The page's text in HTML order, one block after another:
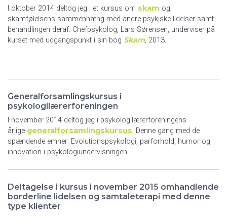
I oktober 2014 deltog jeg i et kursus om skam og
skamfølelsens sammenhæng med andre psykiske lidelser samt
behandlingen deraf. Chefpsykolog, Lars Sørensen, underviser på
kurset med udgangspunkt i sin bog Skam, 2013.
Generalforsamlingskursus i
psykologilærerforeningen
I november 2014 deltog jeg i psykologilærerforeningens
årlige generalforsamlingskursus. Denne gang med de
spændende emner: Evolutionspsykologi, parforhold, humor og
innovation i psykologiundervisningen.
Deltagelse i kursus i november 2015 omhandlende
borderline lidelsen og samtaleterapi med denne
type klienter